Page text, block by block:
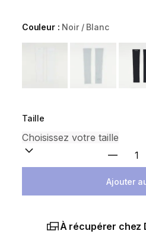
Couleur : Noir / Blanc
Choose a variant
Taille
Ajouter
À récupérer chez